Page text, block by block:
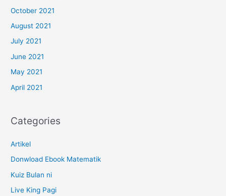
October 2021
August 2021
July 2021
June 2021
May 2021
April 2021
Categories
Artikel
Donwload Ebook Matematik
Kuiz Bulan ni
Live King Pagi